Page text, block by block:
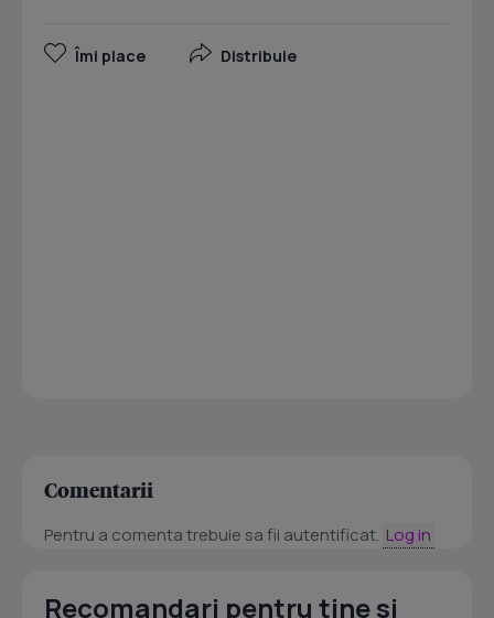
Îmi place Distribuie
Comentarii
Pentru a comenta trebuie sa fii autentificat. Log in
Recomandari pentru tine si